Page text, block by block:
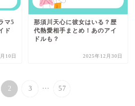
マ5
ド
10日
那須川天心に彼女はいる？歴
代熱愛相手まとめ！あのアイ
ドルも？
2025年12月30日
2 3 ... 57